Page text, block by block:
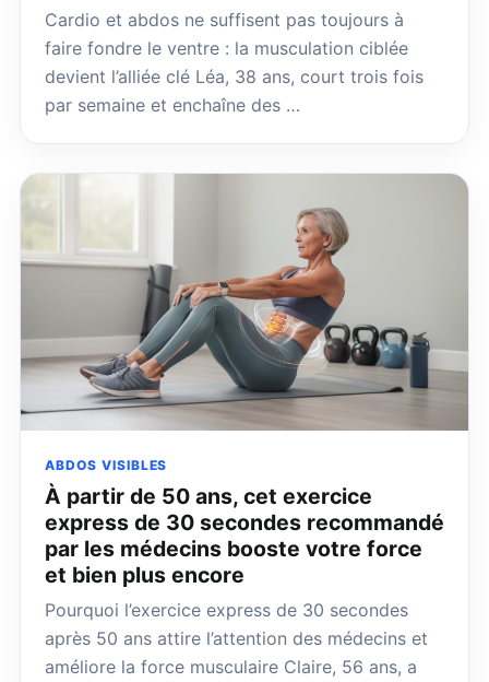
Cardio et abdos ne suffisent pas toujours à
faire fondre le ventre : la musculation ciblée
devient l’alliée clé Léa, 38 ans, court trois fois
par semaine et enchaîne des …
ABDOS VISIBLES
À partir de 50 ans, cet exercice
express de 30 secondes recommandé
par les médecins booste votre force
et bien plus encore
Pourquoi l’exercice express de 30 secondes
après 50 ans attire l’attention des médecins et
améliore la force musculaire Claire, 56 ans, a